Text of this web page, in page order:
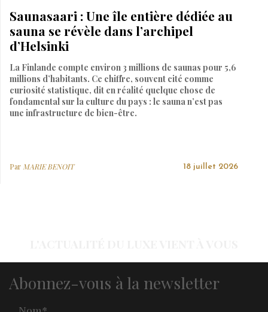
Saunasaari : Une île entière dédiée au
sauna se révèle dans l’archipel
d’Helsinki
La Finlande compte environ 3 millions de saunas pour 5,6
millions d’habitants. Ce chiffre, souvent cité comme
curiosité statistique, dit en réalité quelque chose de
fondamental sur la culture du pays : le sauna n’est pas
une infrastructure de bien-être.
Par MARIE BENOIT 18 juillet 2026
Abonnez-vous à la newsletter